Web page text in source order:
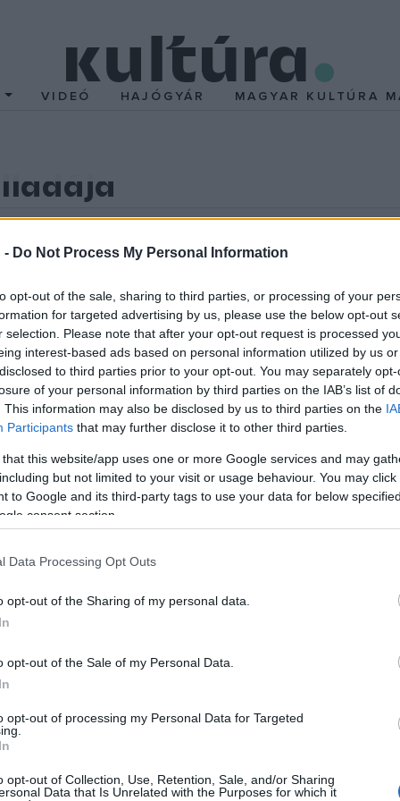
- Do Not Process My Personal Information
opt-out of the sale, sharing to third parties, or processing of your
for targeted advertising by us, please use the below opt-out
selection. Please note that after your opt-out request is processed
interest-based ads based on personal information utilized by us
to third parties prior to your opt-out. You may separately
of your personal information by third parties on the IAB’s list of
This information may also be disclosed by us to third parties on the
Participants that may further disclose it to other third parties.
that this website/app uses one or more Google services and may
but not limited to your visit or usage behaviour. You may
to Google and its third-party tags to use your data for below
consent section.
Data Processing Opt Outs
opt-out of the Sharing of my personal data.
opt-out of the Sale of my Personal Data.
opt-out of processing my Personal Data for Targeted
opt-out of Collection, Use, Retention, Sale, and/or Sharing
Data that Is Unrelated with the Purposes for which it
VIDEÓ HAJÓGYÁR MAGYAR KULTÚRA
vele mindez, de egyre több minden derül ki, míg a film
magyar címe. A sejtetés, a "balladai homály" és a tragikus,
Katalin balladájá
nak gyönyörűek a képei is, ezúttal a
beszélnek, és hiteles minden szavukon kívül
hallhatunk, ami elől ugyanúgy nincs menekvés, mint a
nem kívülről, mint valami egzotikumhoz közelít az erdélyi
minden mélységüket. Mindennek köszönhetően pedig
túl szép és túl szomorú ahhoz, hogy ezzel
filmdráma 82 p. 2009) (16)
Kántor Melinda, Roberto Giacomello